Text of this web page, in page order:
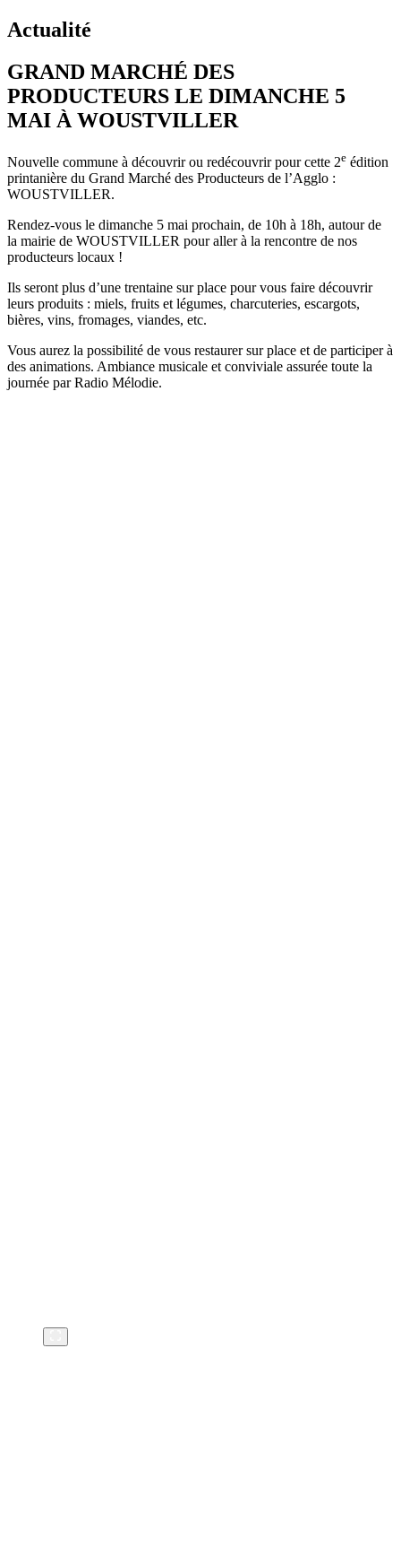
Actualité
GRAND MARCHÉ DES
PRODUCTEURS LE DIMANCHE 5
MAI À WOUSTVILLER
Nouvelle commune à découvrir ou redécouvrir pour cette 2e édition
printanière du Grand Marché des Producteurs de l’Agglo :
WOUSTVILLER.
Rendez-vous le dimanche 5 mai prochain, de 10h à 18h, autour de
la mairie de WOUSTVILLER pour aller à la rencontre de nos
producteurs locaux !
Ils seront plus d’une trentaine sur place pour vous faire découvrir
leurs produits : miels, fruits et légumes, charcuteries, escargots,
bières, vins, fromages, viandes, etc.
Vous aurez la possibilité de vous restaurer sur place et de participer à
des animations. Ambiance musicale et conviviale assurée toute la
journée par Radio Mélodie.